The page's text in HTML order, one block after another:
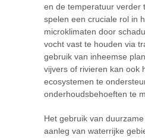
en de temperatuur verder
spelen een cruciale rol in
microklimaten door
vocht vast te houden via
gebruik van inheemse
vijvers of rivieren kan ook
ecosystemen te
onderhoudsbehoeften te
Het gebruik van
aanleg van waterrijke